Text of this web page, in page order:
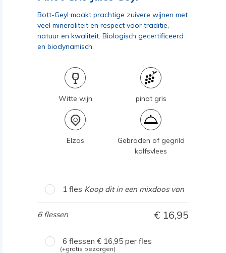
Bott-Geyl maakt prachtige zuivere wijnen met
veel mineraliteit en respect voor traditie,
natuur en kwaliteit. Biologisch gecertificeerd
en biodynamisch.
Witte wijn pinot gris
Elzas
Gebraden of gegrild
kalfsvlees
1 fles Koop dit in een mixdoos van
6 flessen 16,95
6 flessen 16,95 per fles
(+gratis bezorgen)